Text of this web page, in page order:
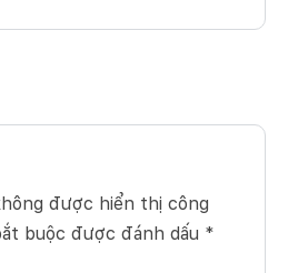
được hiển thị công
buộc được đánh dấu *